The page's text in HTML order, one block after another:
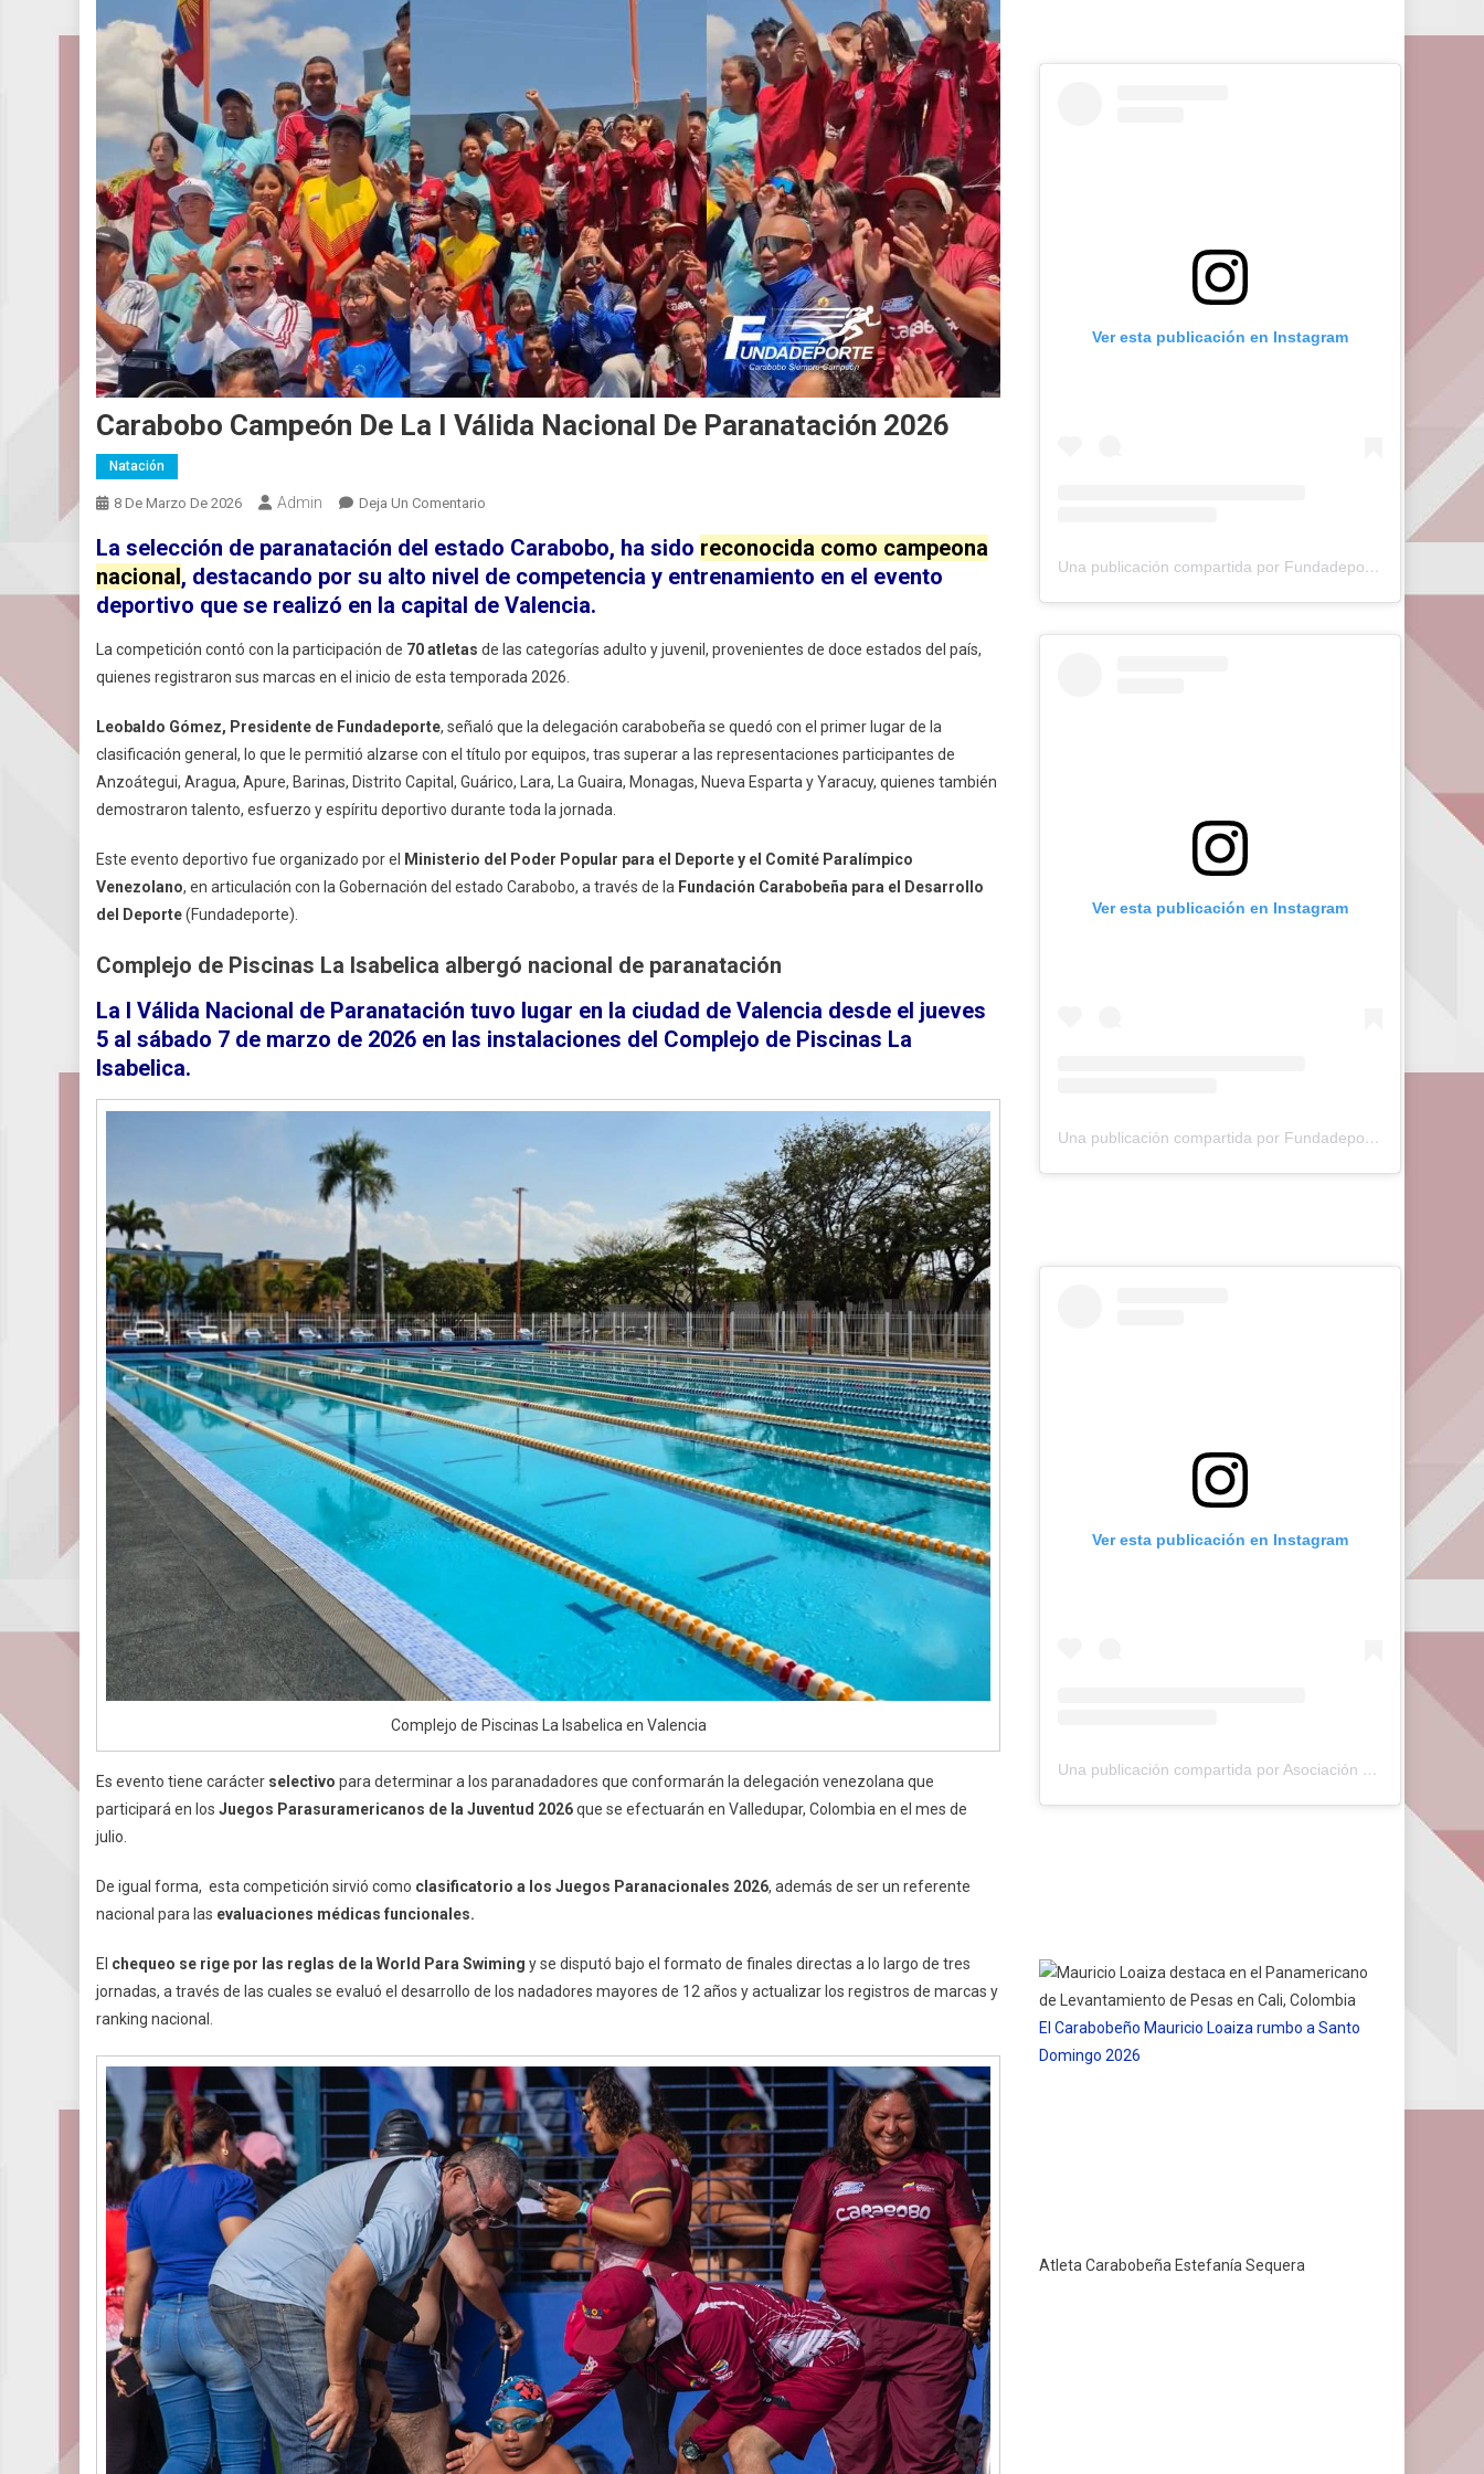
Carabobo Campeón De La I Válida Nacional De Paranatación 2026
Natación
8 De Marzo De 2026 Admin Deja Un Comentario
Campeón
De
La
Válida
Nacional
Paranatación 2026
La selección de paranatación del estado Carabobo, ha sido reconocida como campeona
nacional, destacando por su alto nivel de competencia y entrenamiento en el evento
deportivo que se realizó en la capital de Valencia.
La competición contó con la participación de 70 atletas de las categorías adulto y juvenil, provenientes de doce estados del país,
quienes registraron sus marcas en el inicio de esta temporada 2026.
Leobaldo Gómez, Presidente de Fundadeporte, señaló que la delegación carabobeña se quedó con el primer lugar de la
clasificación general, lo que le permitió alzarse con el título por equipos, tras superar a las representaciones participantes de
Anzoátegui, Aragua, Apure, Barinas, Distrito Capital, Guárico, Lara, La Guaira, Monagas, Nueva Esparta y Yaracuy, quienes también
demostraron talento, esfuerzo y espíritu deportivo durante toda la jornada.
Este evento deportivo fue organizado por el
Ministerio del Poder Popular para el Deporte y el Comité Paralímpico
Venezolano, en articulación con la Gobernación del estado Carabobo, a través de la Fundación Carabobeña para el Desarrollo
del Deporte(Fundadeporte).
Complejo de Piscinas La Isabelica albergó nacional de paranatación
La I Válida Nacional de Paranatación tuvo lugar en la ciudad de Valencia desde el jueves
5 al sábado 7 de marzo de 2026 en las instalaciones del Complejo de Piscinas La
Isabelica.
Complejo de Piscinas La Isabelica en Valencia
Es evento tiene carácter selectivo para determinar a los paranadadores que conformarán la delegación venezolana que
participará en los Juegos Parasuramericanos de la Juventud 2026que se efectuarán en Valledupar, Colombia en el mes de
julio.
De igual forma, esta competición sirvió como clasificatorio a los Juegos Paranacionales 2026, además de ser un referente
nacional para las evaluaciones médicas funcionales.
El chequeo se rige por las reglas de la World Para Swiming y se disputó bajo el formato de finales directas a lo largo de tres
jornadas, a través de las cuales se evaluó el desarrollo de los nadadores mayores de 12 años y actualizar los registros de marcas y
ranking nacional.
Ver esta publicación en Instagram
Una publicación compartida por Fundadeporte Carabobo (@fundadeporte)
Ver esta publicación en Instagram
Una publicación compartida por Fundadeporte Carabobo (@fundadeporte)
Ver esta publicación en Instagram
Una publicación compartida por Asociación de Pádel del Estado Carabobo (@asopadelcarabobo)
El Carabobeño Mauricio Loaiza rumbo a Santo
Domingo 2026
Atleta Carabobeña Estefanía Sequera